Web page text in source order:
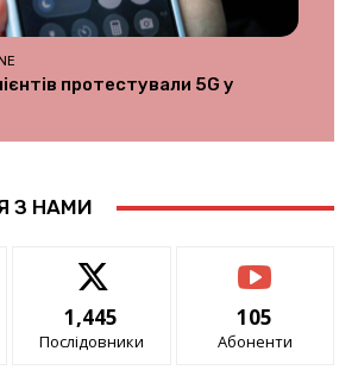
протестували 5G у
З НАМИ
1,445
Послідовники
105
Абоненти